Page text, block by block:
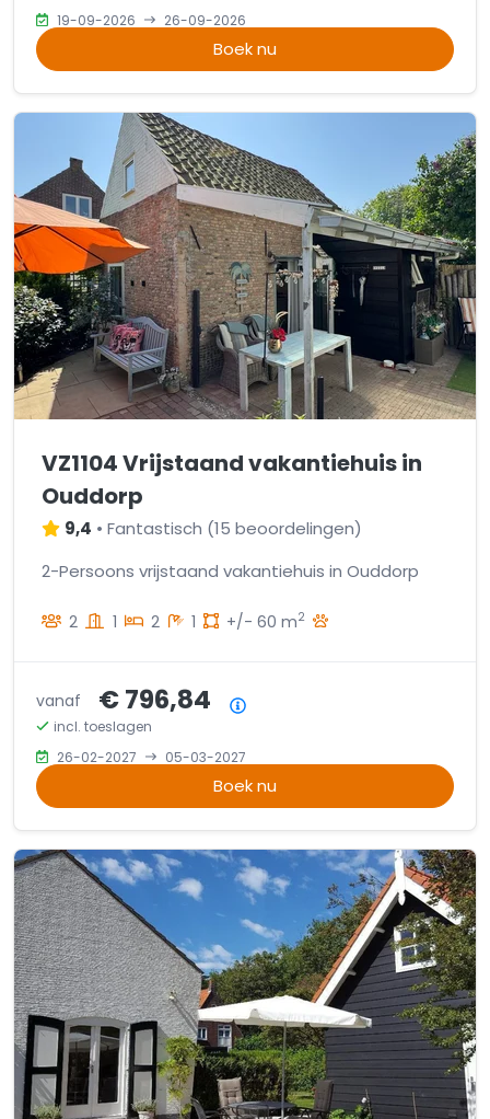
19-09-2026
26-09-2026
Boek nu
VZ1104 Vrijstaand vakantiehuis in
Ouddorp
9,4 • Fantastisch (15 beoordelingen)
2-Persoons vrijstaand vakantiehuis in Ouddorp
2 1 2 1 +/- 60 m2
vanaf € 796,84
incl. toeslagen
26-02-2027
05-03-2027
Boek nu